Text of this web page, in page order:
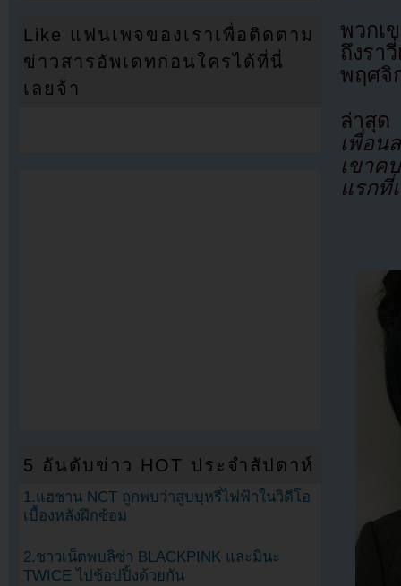
พวกเ
ถึงรา
พฤศจิ
ล่าสุ
เพื่อน
เขาค
แรกที่
Like แฟนเพจของเราเพื่อติดตาม
ข่าวสารอัพเดทก่อนใครได้ที่นี่
เลยจ้า
5 อันดับข่าว HOT ประจำสัปดาห์
1.แฮชาน NCT ถูกพบว่าสูบบุหรี่ไฟฟ้าในวิดีโอ
เบื้องหลังฝึกซ้อม
2.ชาวเน็ตพบลิซ่า BLACKPINK และมินะ
TWICE ไปช้อปปิ้งด้วยกัน